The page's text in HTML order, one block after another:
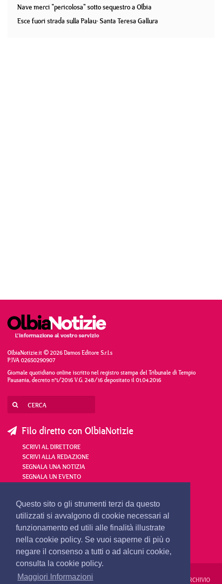
Questo sito o gli strumenti terzi da questo
utilizzati si avvalgono di cookie necessari al
funzionamento ed utili alle finalità illustrate
nella cookie policy. Se vuoi saperne di più o
negare il consenso a tutti o ad alcuni cookie,
consulta la cookie policy.
Maggiori Informazioni
Nave merci "pericolosa" sotto sequestro a Olbia
Esce fuori strada sulla Palau- Santa Teresa Gallura
OlbiaNotizie.it © 2026 Damos Editore S.r.l.s
P.IVA 02650290907
Giornale quotidiano online iscritto nel registro stampa del Tribunale di Tempio
Pausania, decreto n°1/2016 V.G. 248/16 depositato il 01.04.2016
Filo diretto con OlbiaNotizie
SCRIVI AL DIRETTORE
SCRIVI ALLA REDAZIONE
SEGNALA UNA NOTIZIA
SEGNALA UN EVENTO
redazione@olbianotizie.it
REDAZIONE PUBBLICITÀ PRIVACY E COOKIES ARCHIVIO